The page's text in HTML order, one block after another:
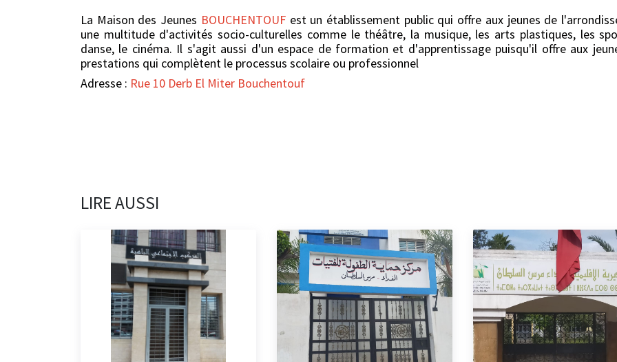
La Maison des Jeunes BOUCHENTOUFest un établissement public qui offre aux jeunes de
une multitude d'activités socio-culturelles comme le théâtre, la musique, les arts plastiques, les
danse, le cinéma. Il s'agit aussi d'un espace de formation et d'apprentissage puisqu'il offre aux
prestations qui complètent le processus scolaire ou professionnel
Adresse : Rue 10 Derb El Miter Bouchentouf
LIRE AUSSI